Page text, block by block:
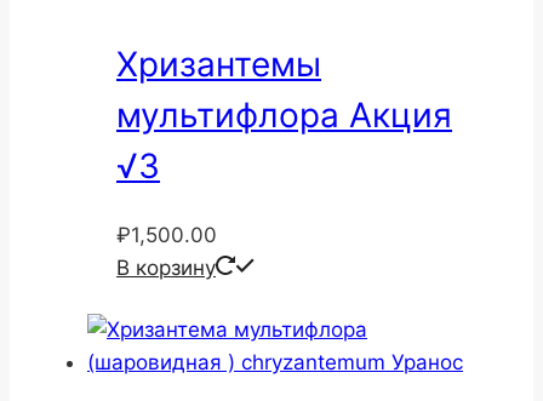
Хризантемы
мультифлора Акция
√3
₽1,500.00
В корзину